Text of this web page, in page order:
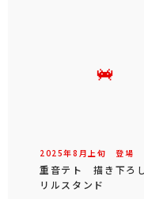
2025年8 月 上旬 登場
重音テト 描き下ろ
リルスタンド